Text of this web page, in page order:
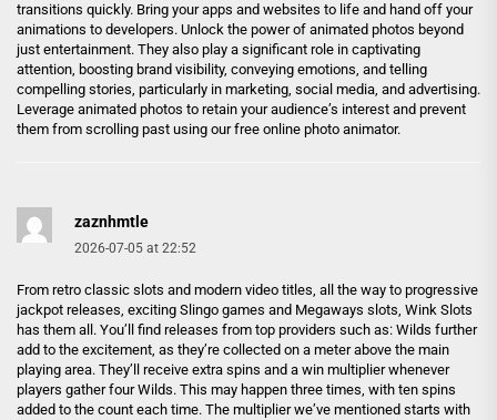
transitions quickly. Bring your apps and websites to life and hand off your
animations to developers. Unlock the power of animated photos beyond
just entertainment. They also play a significant role in captivating
attention, boosting brand visibility, conveying emotions, and telling
compelling stories, particularly in marketing, social media, and advertising.
Leverage animated photos to retain your audience’s interest and prevent
them from scrolling past using our free online photo animator.
zaznhmtle
2026-07-05 at 22:52
From retro classic slots and modern video titles, all the way to progressive
jackpot releases, exciting Slingo games and Megaways slots, Wink Slots
has them all. You’ll find releases from top providers such as: Wilds further
add to the excitement, as they’re collected on a meter above the main
playing area. They’ll receive extra spins and a win multiplier whenever
players gather four Wilds. This may happen three times, with ten spins
added to the count each time. The multiplier we’ve mentioned starts with